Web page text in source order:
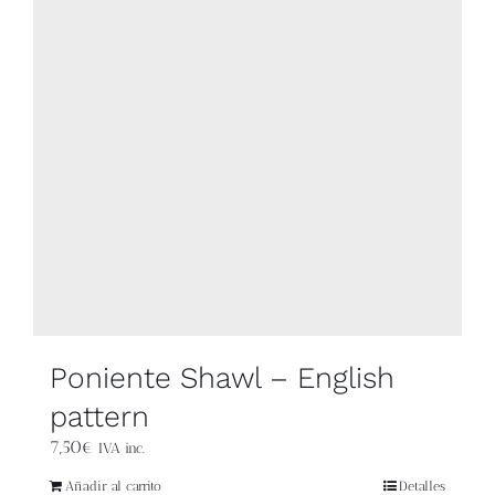
Poniente Shawl – English
pattern
7,50€ IVA inc.
Añadir al carrito Detalles